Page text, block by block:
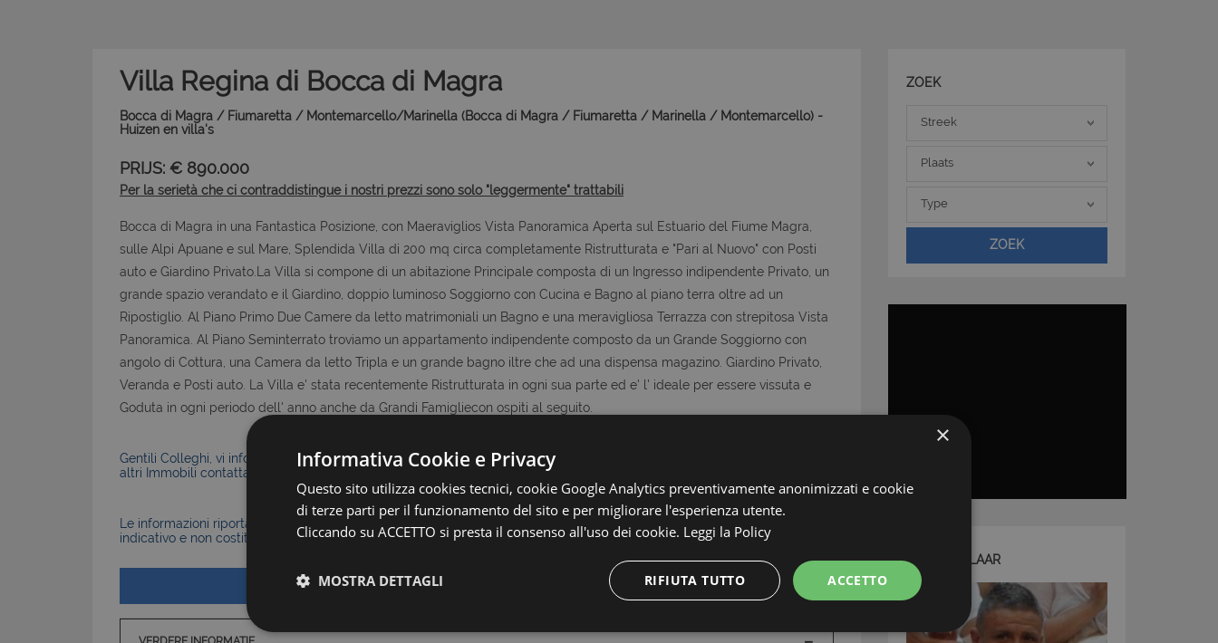
Villa Regina di Bocca di Magra
Bocca di Magra / Fiumaretta / Montemarcello/Marinella (Bocca di Magra / Fiumaretta / Marinella / Montemarcello) -
Huizen en villa's
PRIJS: € 890.000
Per la serietà che ci contraddistingue i nostri prezzi sono solo "leggermente" trattabili
Bocca di Magra in una Fantastica Posizione, con Maeraviglios Vista Panoramica Aperta sul Estuario del Fiume Magra,
sulle Alpi Apuane e sul Mare, Splendida Villa di 200 mq circa completamente Ristrutturata e "Pari al Nuovo" con Posti
auto e Giardino Privato.La Villa si compone di un abitazione Principale composta di un Ingresso indipendente Privato, un
grande spazio verandato e il Giardino, doppio luminoso Soggiorno con Cucina e Bagno al piano terra oltre ad un
Ripostiglio. Al Piano Primo Due Camere da letto matrimoniali un Bagno e una meravigliosa Terrazza con strepitosa Vista
Panoramica. Al Piano Seminterrato troviamo un appartamento indipendente composto da un Grande Soggiorno con
angolo di Cottura, una Camera da letto Tripla e un grande bagno iltre che ad una dispensa magazino. Giardino Privato,
Veranda e Posti auto. La Villa e' stata recentemente Ristrutturata in ogni sua parte ed e' l' ideale per essere vissuta e
Goduta in ogni periodo dell' anno anche da Grandi Famigliecon ospiti al seguito.
Gentili Colleghi, vi informiamo che la Nostra Agenzia Collabora con Tutti, quindi se avete clienti interessati a questo o
altri Immobili contattateci senza problemi.
Le informazioni riportate nell’annuncio, comprese le metrature e le descrizioni degli ambienti, sono fornite a titolo
indicativo e non costituiscono elemento contrattuale
ZOEK
Streek
Streek
PlaatsPlaats
TypeType
ZOEK
UW MAKELAAR
×
Informativa Cookie e Privacy
Questo sito utilizza cookies tecnici, cookie Google Analytics preventivamente anonimizzati e cookie
di terze parti per il funzionamento del sito e per migliorare l'esperienza utente.
Cliccando su ACCETTO si presta il consenso all'uso dei cookie. Leggi la Policy
ACCETTO
RIFIUTA TUTTO
MOSTRA DETTAGLI
Strettamente necessari e Statistiche